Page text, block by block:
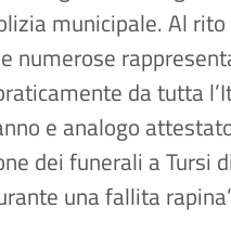
municipale. Al
numerose
da tutta
e analogo
dei funerali a Tursi
una fallita